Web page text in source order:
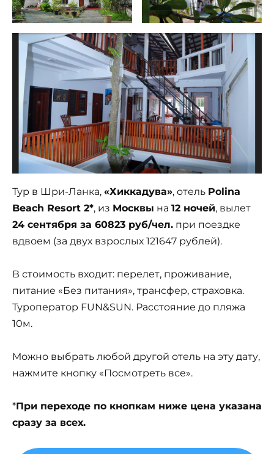
Тур в Шри-Ланка, «Хиккадува», отель Polina
Beach Resort 2*, из Москвы на 12 ночей, вылет
24 сентября за 60823 руб/чел. при поездке
вдвоем (за двух взрослых 121647 рублей).
В стоимость входит: перелет, проживание,
питание «Без питания», трансфер, страховка.
Туроператор FUN&SUN. Расстояние до пляжа
10м.
Можно выбрать любой другой отель на эту дату,
нажмите кнопку «Посмотреть все».
*При переходе по кнопкам ниже цена указана
сразу за всех.